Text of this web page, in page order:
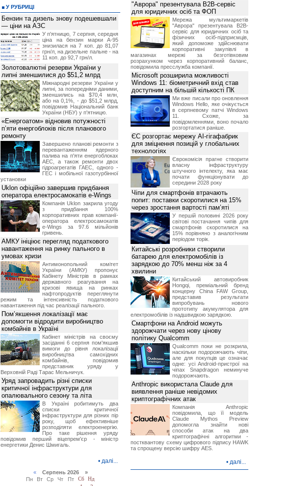
У РУБРИЦІ
Бензин та дизель знову подешевшали
— ціни на АЗС
У п'ятницю, 7 серпня, середня
ціна на бензин марки А-95
знизилася на 7 коп. до 81,07
грн/л, на дизельне пальне - на
11 коп. до 92,7 грн/л.
Золотовалютні резерви України у
липні зменшилися до $51,2 млрд
Міжнародні резерви України у
липні, за попередніми даними,
зменшились на $70,4 млн,
або на 0,1%, - до $51,2 млрд,
повідомив Національний банк
України (НБУ) у п'ятницю.
«Енергоатом» відновив потужності
п’яти енергоблоків після планового
ремонту
Завершено планові ремонти з
перевантаженням ядерного
палива на п'яти енергоблоках
АЕС, а також ремонти двох
гідроагрегатів ГАЕС, одного -
ГЕС і мобільної газотурбінної
установки
Uklon офіційно завершив придбання
оператора електросамокатів e-Wings
Компанія Uklon закрила угоду
з придбання 100%
корпоративних прав компанії-
оператора електросамокатів
e-Wings за 97.6 мільйонів
гривень.
АМКУ ініціює перегляд податкового
навантаження на ринку пального в
умовах кризи
Антимонопольний комітет
України (АМКУ) пропонує
Кабінету Міністрів в рамках
державного реагування на
кризові явища на ринках
нафтопродуктів переглянути
режим та інтенсивність податкового
навантаження під час реалізації пального.
Пом’якшення локалізації має
допомогти відродити виробництво
комбайнів в Україні
Кабінет міністрів на своєму
засіданні 6 серпня пом'якшив
вимоги до рівня локалізації
виробництва самохідних
комбайнів, повідомив
представник уряду у
Верховній Раді Тарас Мельничук.
Уряд запровадить різні списки
критичної інфраструктури для
опалювального сезону та літа
В Україні робитимуть два
списки критичної
інфраструктури для різних пір
року, щоб ефективніше
розподіляти електроенергію.
Про таке рішення уряду
повідомив перший віцепрем'єр - міністр
енергетики Денис Шмигаль.
• далі...
«Серпень 2026 »
Пн
Вт Ср Чт Пт Сб
Нд
"Аврора" презентувала B2B-сервіс
для юридичних осіб та ФОП
Мережа мультимаркетів
"Аврора" презентувала B2B-
сервіс для юридичних осіб та
фізичних осіб-підприємців,
який допоможе здійснювати
корпоративні закупівлі в
магазинах мережі за безготівковим
розрахунком через корпоративний баланс,
повідомила пресслужба компанії.
Microsoft розширила можливості
Windows 11: біометричний вхід став
доступним на більшій кількості ПК
Ми вже писали про оновлення
Windows Hello, яке очікується
в серпневому патчі Windows
11. Схоже, за
повідомленнями, воно почало
розгортатися раніше.
ЄС розгортає мережу AI-гігафабрик
для зміцнення позицій у глобальних
технологіях
Єврокомісія прагне створити
власну інфраструктуру
штучного інтелекту, яка має
почати функціонувати до
середини 2028 року
Чіпи для смартфонів втрачають
попит: поставки скоротилися на 15%
через зростання вартості пам’яті
У першій половині 2026 року
світові постачання чипів для
смартфонів скоротилися на
15% порівняно з аналогічним
періодом торік.
Китайські розробники створили
батарею для електромобілів із
зарядкою до 70% менш ніж за 4
хвилини
Китайський автовиробник
Hongqi, преміальний бренд
концерну China FAW Group,
представив результати
випробувань нового
прототипу акумулятора для
електромобілів із надшвидкою зарядкою.
Смартфони на Android можуть
здорожчати через нову цінову
політику Qualcomm
Qualcomm поки не розкрила,
наскільки подорожчають чіпи,
але для покупців це означає
одне: усі Android-пристрої на
чіпах Snapdragon неминуче
подорожчають.
Anthropic використала Claude для
виявлення раніше невідомих
криптографічних атак
Компанія Anthropic
повідомила, що її модель
Claude Mythos Preview
допомогла знайти нові
способи атак на два
криптографічні алгоритми -
постквантову схему цифрового підпису HAWK
та спрощену версію шифру AES.
• далі...